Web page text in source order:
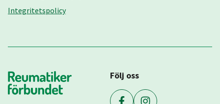
Integritetspolicy
Följ oss